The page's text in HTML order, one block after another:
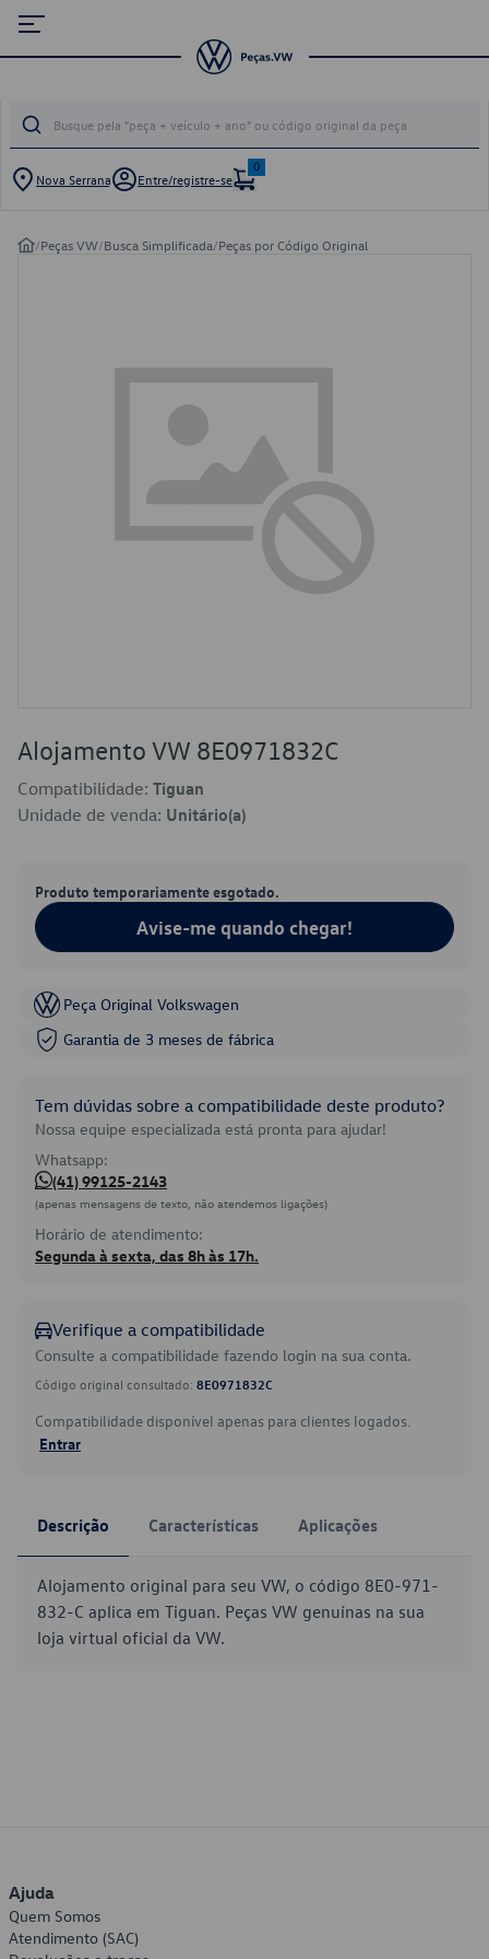
Nova Serrana Entre/registre-se
0
/Peças VW/Busca Simplificada/Peças por Código Original
Alojamento VW 8E0971832C
Compatibilidade: Tiguan
Unidade de venda: Unitário(a)
Produto temporariamente esgotado.
Avise-me quando chegar!
Peça Original Volkswagen
Garantia de 3 meses de fábrica
Tem dúvidas sobre a compatibilidade deste produto?
Nossa equipe especializada está pronta para ajudar!
Whatsapp:
(41) 99125-2143
(apenas mensagens de texto, não atendemos ligações)
Horário de atendimento:
Segunda à sexta, das 8h às 17h.
Verifique a compatibilidade
Consulte a compatibilidade fazendo login na sua conta.
Código original consultado: 8E0971832C
Compatibilidade disponível apenas para clientes logados.
Entrar
Descrição Características Aplicações
Alojamento original para seu VW, o código 8E0-971-
832-C aplica em Tiguan. Peças VW genuínas na sua
loja virtual oficial da VW.
Ajuda
Quem Somos
Atendimento (SAC)